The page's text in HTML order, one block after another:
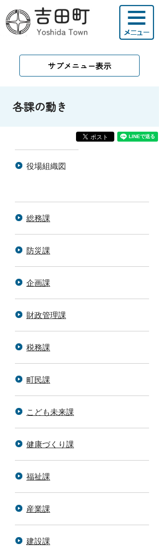
サブメニュー表示
各課の動き
役場組織図
総務課
防災課
企画課
財政管理課
税務課
町民課
こども未来課
健康づくり課
福祉課
産業課
建設課